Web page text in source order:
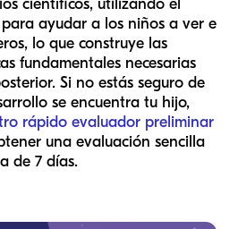
ayudar a los niños a ver e
lo que construye las
fundamentales necesarias
Si no estás seguro de
se encuentra tu hijo,
rápido evaluador preliminar
una evaluación sencilla
de 7 días.